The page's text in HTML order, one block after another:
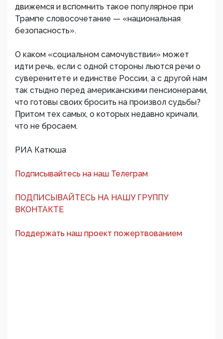
движемся и вспомнить такое популярное при
Трампе словосочетание — «национальная
безопасность».
О каком «социальном самочувствии» может
идти речь, если с одной стороны льются речи о
суверенитете и единстве России, а с другой нам
так стыдно перед американскими пенсионерами,
что готовы своих бросить на произвол судьбы?
Притом тех самых, о которых недавно кричали,
что не бросаем.
РИА Катюша
Подписывайтесь на наш Телеграм
ПОДПИСЫВАЙТЕСЬ НА НАШУ ГРУППУ
ВКОНТАКТЕ
Поддержать наш проект пожертвованием